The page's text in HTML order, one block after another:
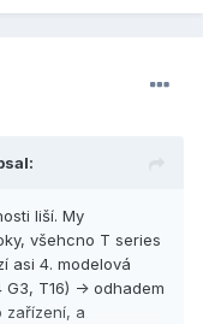
liší. My
všehcno T series
asi 4. modelová
G3, T16) -> odhadem
zařízení, a